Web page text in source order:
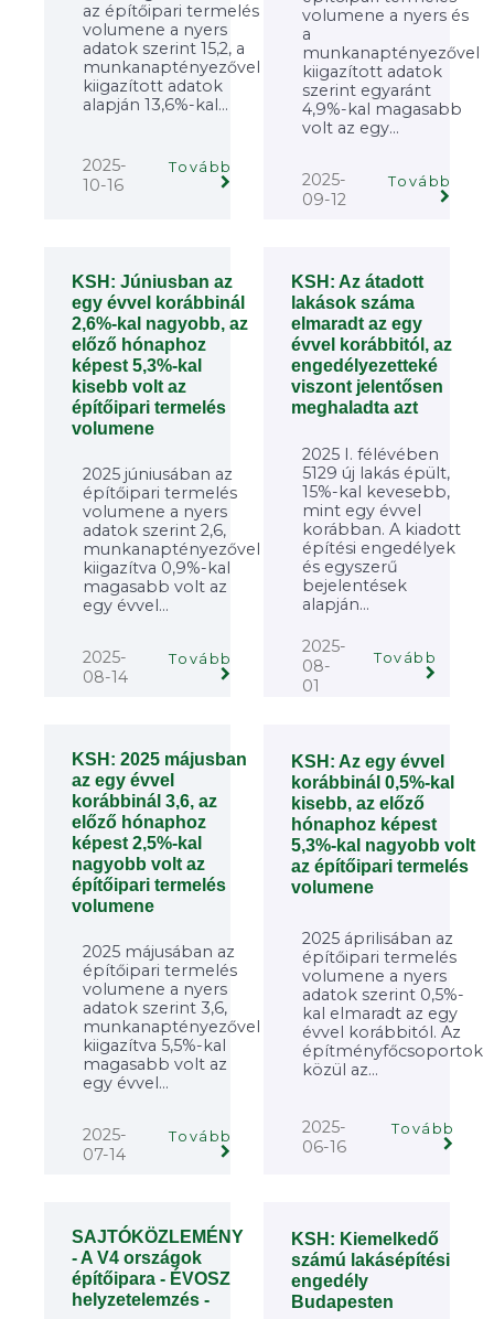
az építőipari termelés
volumene a nyers
adatok szerint 15,2, a
munkanaptényezővel
kiigazított adatok
alapján 13,6%-kal...
2025-
10-16
Tovább
volumene a nyers és
a
munkanaptényezővel
kiigazított adatok
szerint egyaránt
4,9%-kal magasabb
volt az egy...
2025-
09-12
Tovább
KSH: Júniusban az
egy évvel korábbinál
2,6%-kal nagyobb, az
előző hónaphoz
képest 5,3%-kal
kisebb volt az
építőipari termelés
volumene
2025 júniusában az
építőipari termelés
volumene a nyers
adatok szerint 2,6,
munkanaptényezővel
kiigazítva 0,9%-kal
magasabb volt az
egy évvel...
2025-
08-14
Tovább
KSH: Az átadott
lakások száma
elmaradt az egy
évvel korábbitól, az
engedélyezetteké
viszont jelentősen
meghaladta azt
2025 I. félévében
5129 új lakás épült,
15%-kal kevesebb,
mint egy évvel
korábban. A kiadott
építési engedélyek
és egyszerű
bejelentések
alapján...
2025-
08-
01
Tovább
KSH: 2025 májusban
az egy évvel
korábbinál 3,6, az
előző hónaphoz
képest 2,5%-kal
nagyobb volt az
építőipari termelés
volumene
2025 májusában az
építőipari termelés
volumene a nyers
adatok szerint 3,6,
munkanaptényezővel
kiigazítva 5,5%-kal
magasabb volt az
egy évvel...
2025-
07-14
Tovább
KSH: Az egy évvel
korábbinál 0,5%-kal
kisebb, az előző
hónaphoz képest
5,3%-kal nagyobb volt
az építőipari termelés
volumene
2025 áprilisában az
építőipari termelés
volumene a nyers
adatok szerint 0,5%-
kal elmaradt az egy
évvel korábbitól. Az
építményfőcsoportok
közül az...
2025-
06-16
Tovább
SAJTÓKÖZLEMÉNY
- A V4 országok
építőipara - ÉVOSZ
helyzetelemzés -
KSH: Kiemelkedő
számú lakásépítési
engedély
Budapesten